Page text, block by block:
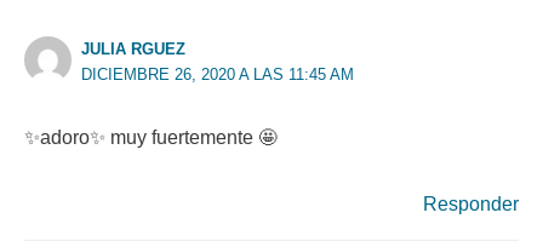
JULIA RGUEZ
DICIEMBRE 26, 2020 A LAS 11:45 AM
✨adoro✨ muy fuertemente 🤩
Responder